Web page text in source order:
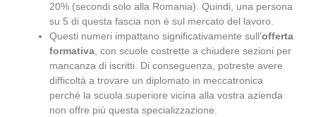
20% (secondi solo alla Romania). Quindi, una persona
su 5 di questa fascia non è sul mercato del lavoro.
Questi numeri impattano significativamente sull’offerta
formativa, con scuole costrette a chiudere sezioni per
mancanza di iscritti. Di conseguenza, potreste avere
difficoltà a trovare un diplomato in meccatronica
perché la scuola superiore vicina alla vostra azienda
non offre più questa specializzazione.